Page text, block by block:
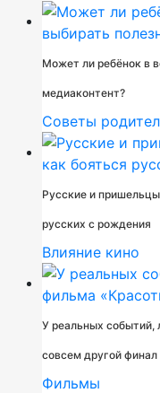
Может ли ребёнок в
медиаконтент?
Советы
Русские и
русских с рождения
Влияние кино
У реальных
совсем другой финал
Фильмы